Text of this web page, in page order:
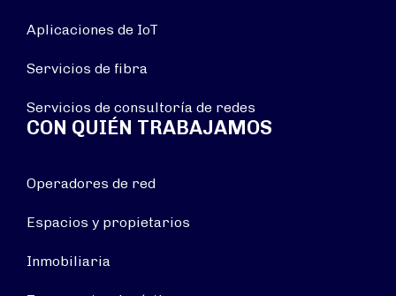
Aplicaciones de IoT
Servicios de fibra
Servicios de consultoría de redes
CON QUIÉN TRABAJAMOS
Operadores de red
Espacios y propietarios
Inmobiliaria